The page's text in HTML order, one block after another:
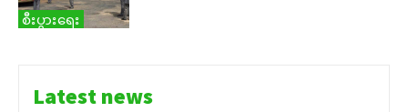
စီးပွားရေး
Latest news